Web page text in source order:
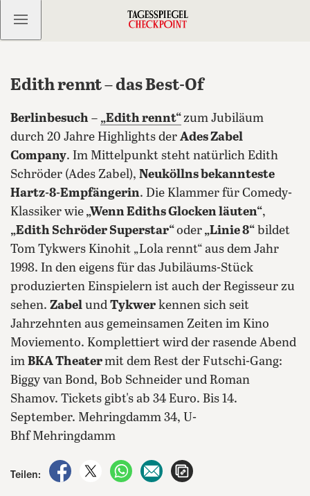
Kostenlos anmelden
Edith rennt – das Best-Of
Berlinbesuch – „Edith rennt“zum Jubiläum
durch 20 Jahre Highlights der Ades Zabel
Company. Im Mittelpunkt steht natürlich Edith
Schröder (Ades Zabel), Neuköllns bekannteste
Hartz-8-Empfängerin. Die Klammer für Comedy-
Klassiker wie „Wenn Ediths Glocken läuten“,
„Edith Schröder Superstar“oder „Linie 8“ bildet
Tom Tykwers Kinohit „Lola rennt“ aus dem Jahr
1998. In den eigens für das Jubiläums-Stück
produzierten Einspielern ist auch der Regisseur zu
sehen. Zabel und Tykwer kennen sich seit
Jahrzehnten aus gemeinsamen Zeiten im Kino
Moviemento. Komplettiert wird der rasende Abend
im BKA Theatermit dem Rest der Futschi-Gang:
Biggy van Bond, Bob Schneider und Roman
Shamov. Tickets gibt's ab 34 Euro. Bis 14.
September. Mehringdamm 34, U-
Bhf Mehringdamm
Teilen:
auf Facebook teilen
auf X teilenper WhatsApp teilen
per E-Mail teilen